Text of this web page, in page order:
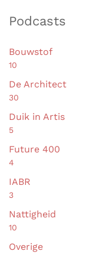
Podcasts
Bouwstof
10
De Architect
30
Duik in Artis
5
Future 400
4
IABR
3
Nattigheid
10
Overige